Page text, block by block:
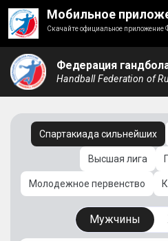
Мобильное
Скачайте официальное приложение
Федерация
Handball Federation of
Спартакиада сильнейших
Высшая лига
Молодежное первенство
Мужчины